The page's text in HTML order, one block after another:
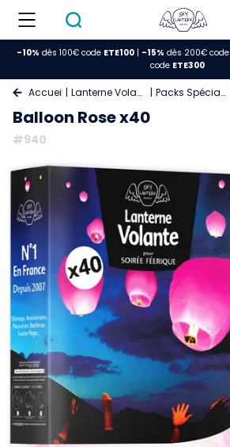
-10% dès 100€ code ETE100| -15% dès 200€ code
code ETE300
Accueil Lanterne Volante Packs Spéciaux
Balloon Rose x40
#940